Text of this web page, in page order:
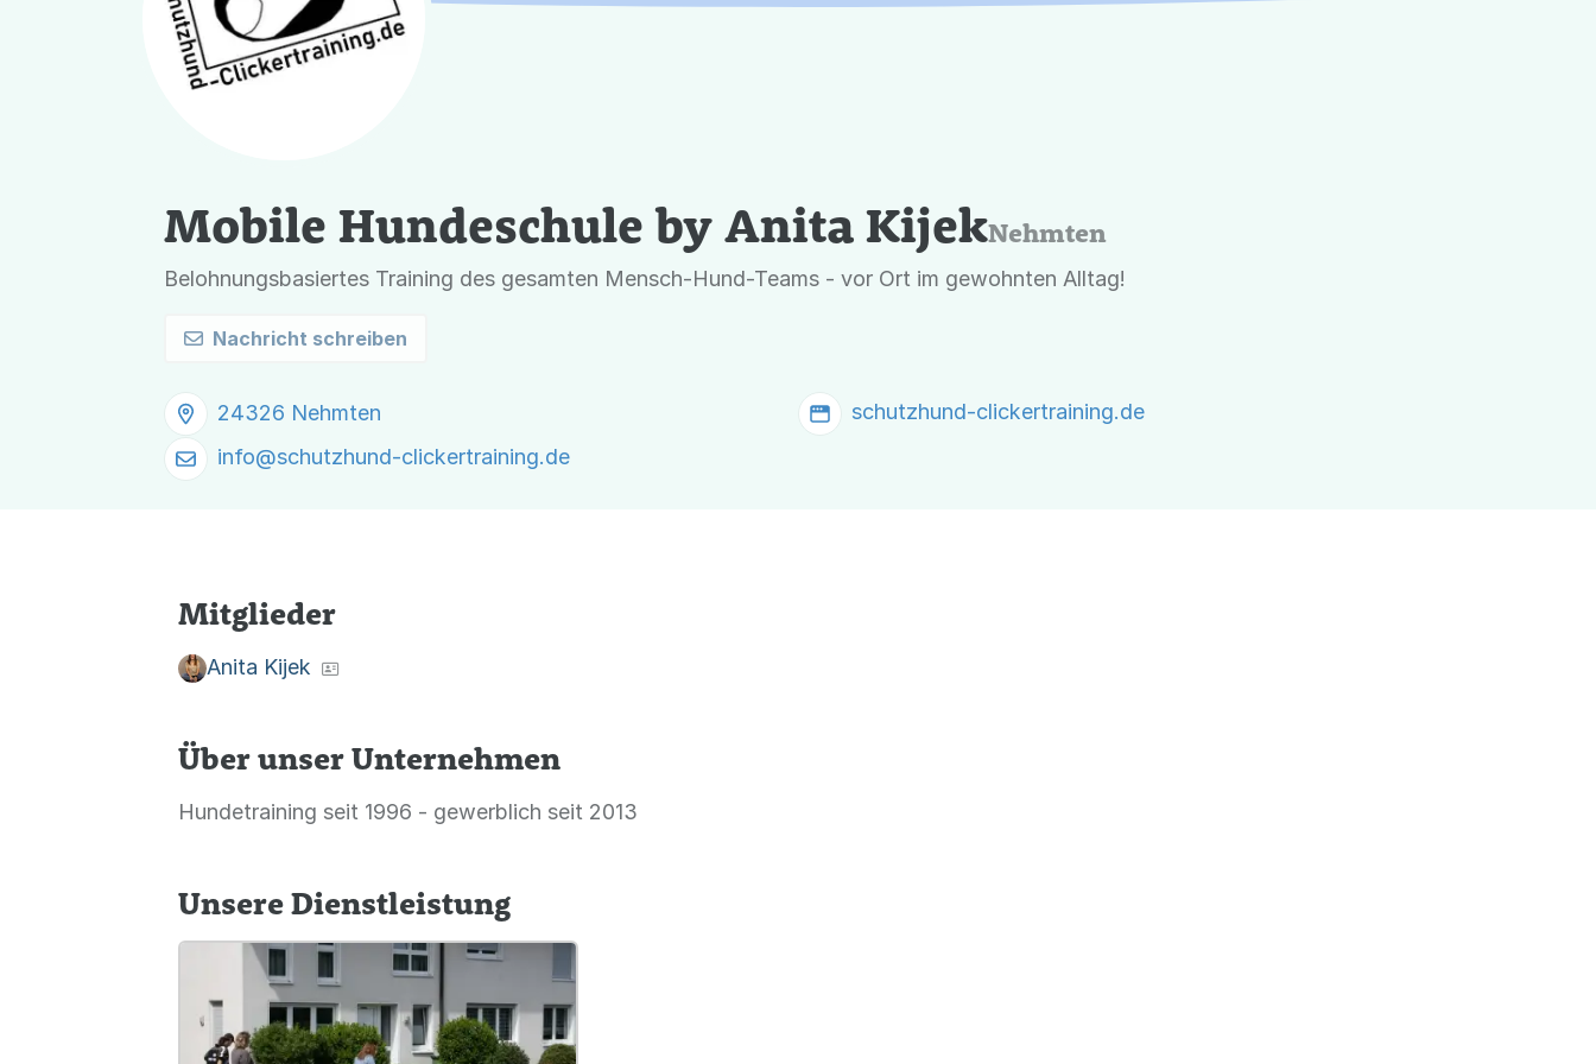
Mobile Hundeschule by Anita KijekNehmten
Belohnungsbasiertes Training des gesamten Mensch-Hund-Teams - vor Ort im gewohnten Alltag!
Nachricht schreiben
24326 Nehmten
schutzhund-clickertraining.de
info@schutzhund-clickertraining.de
Mitglieder
Anita Kijek
Über unser Unternehmen
Hundetraining seit 1996 - gewerblich seit 2013
Unsere Dienstleistung